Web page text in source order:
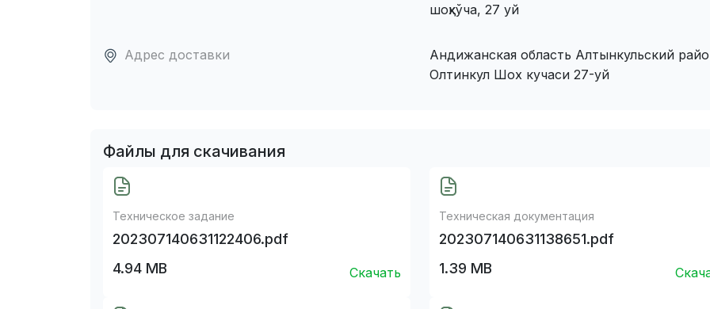
шоҳкўча, 27 уй
Адрес доставки
Андижанская область Алтынкульский
Олтинкул Шох кучаси 27-уй
Файлы для скачивания
Техническое задание
202307140631122406.pdf
4.94 MB
Скачать
Техническая документация
202307140631138651.pdf
1.39 MB